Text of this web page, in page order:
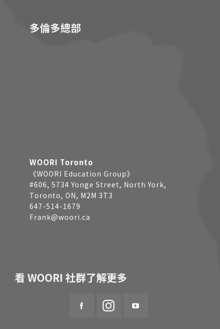
多倫多總部
WOORI Toronto
《WOORI Education Group》
#606, 5734 Yonge Street, North York,
Toronto, ON, M2M 3T3
647-514-1679
Frank@woori.ca
看 WOORI 社群了解更多